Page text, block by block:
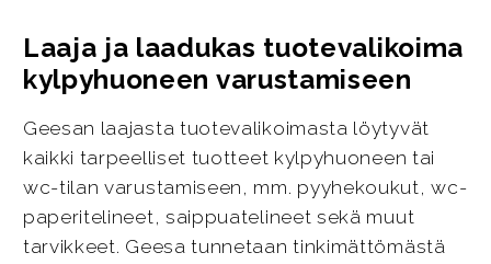
Laaja ja laadukas tuotevalikoima
kylpyhuoneen varustamiseen
Geesan laajasta tuotevalikoimasta löytyvät
kaikki tarpeelliset tuotteet kylpyhuoneen tai
wc-tilan varustamiseen, mm. pyyhekoukut, wc-
paperitelineet, saippuatelineet sekä muut
tarvikkeet. Geesa tunnetaan tinkimättömästä